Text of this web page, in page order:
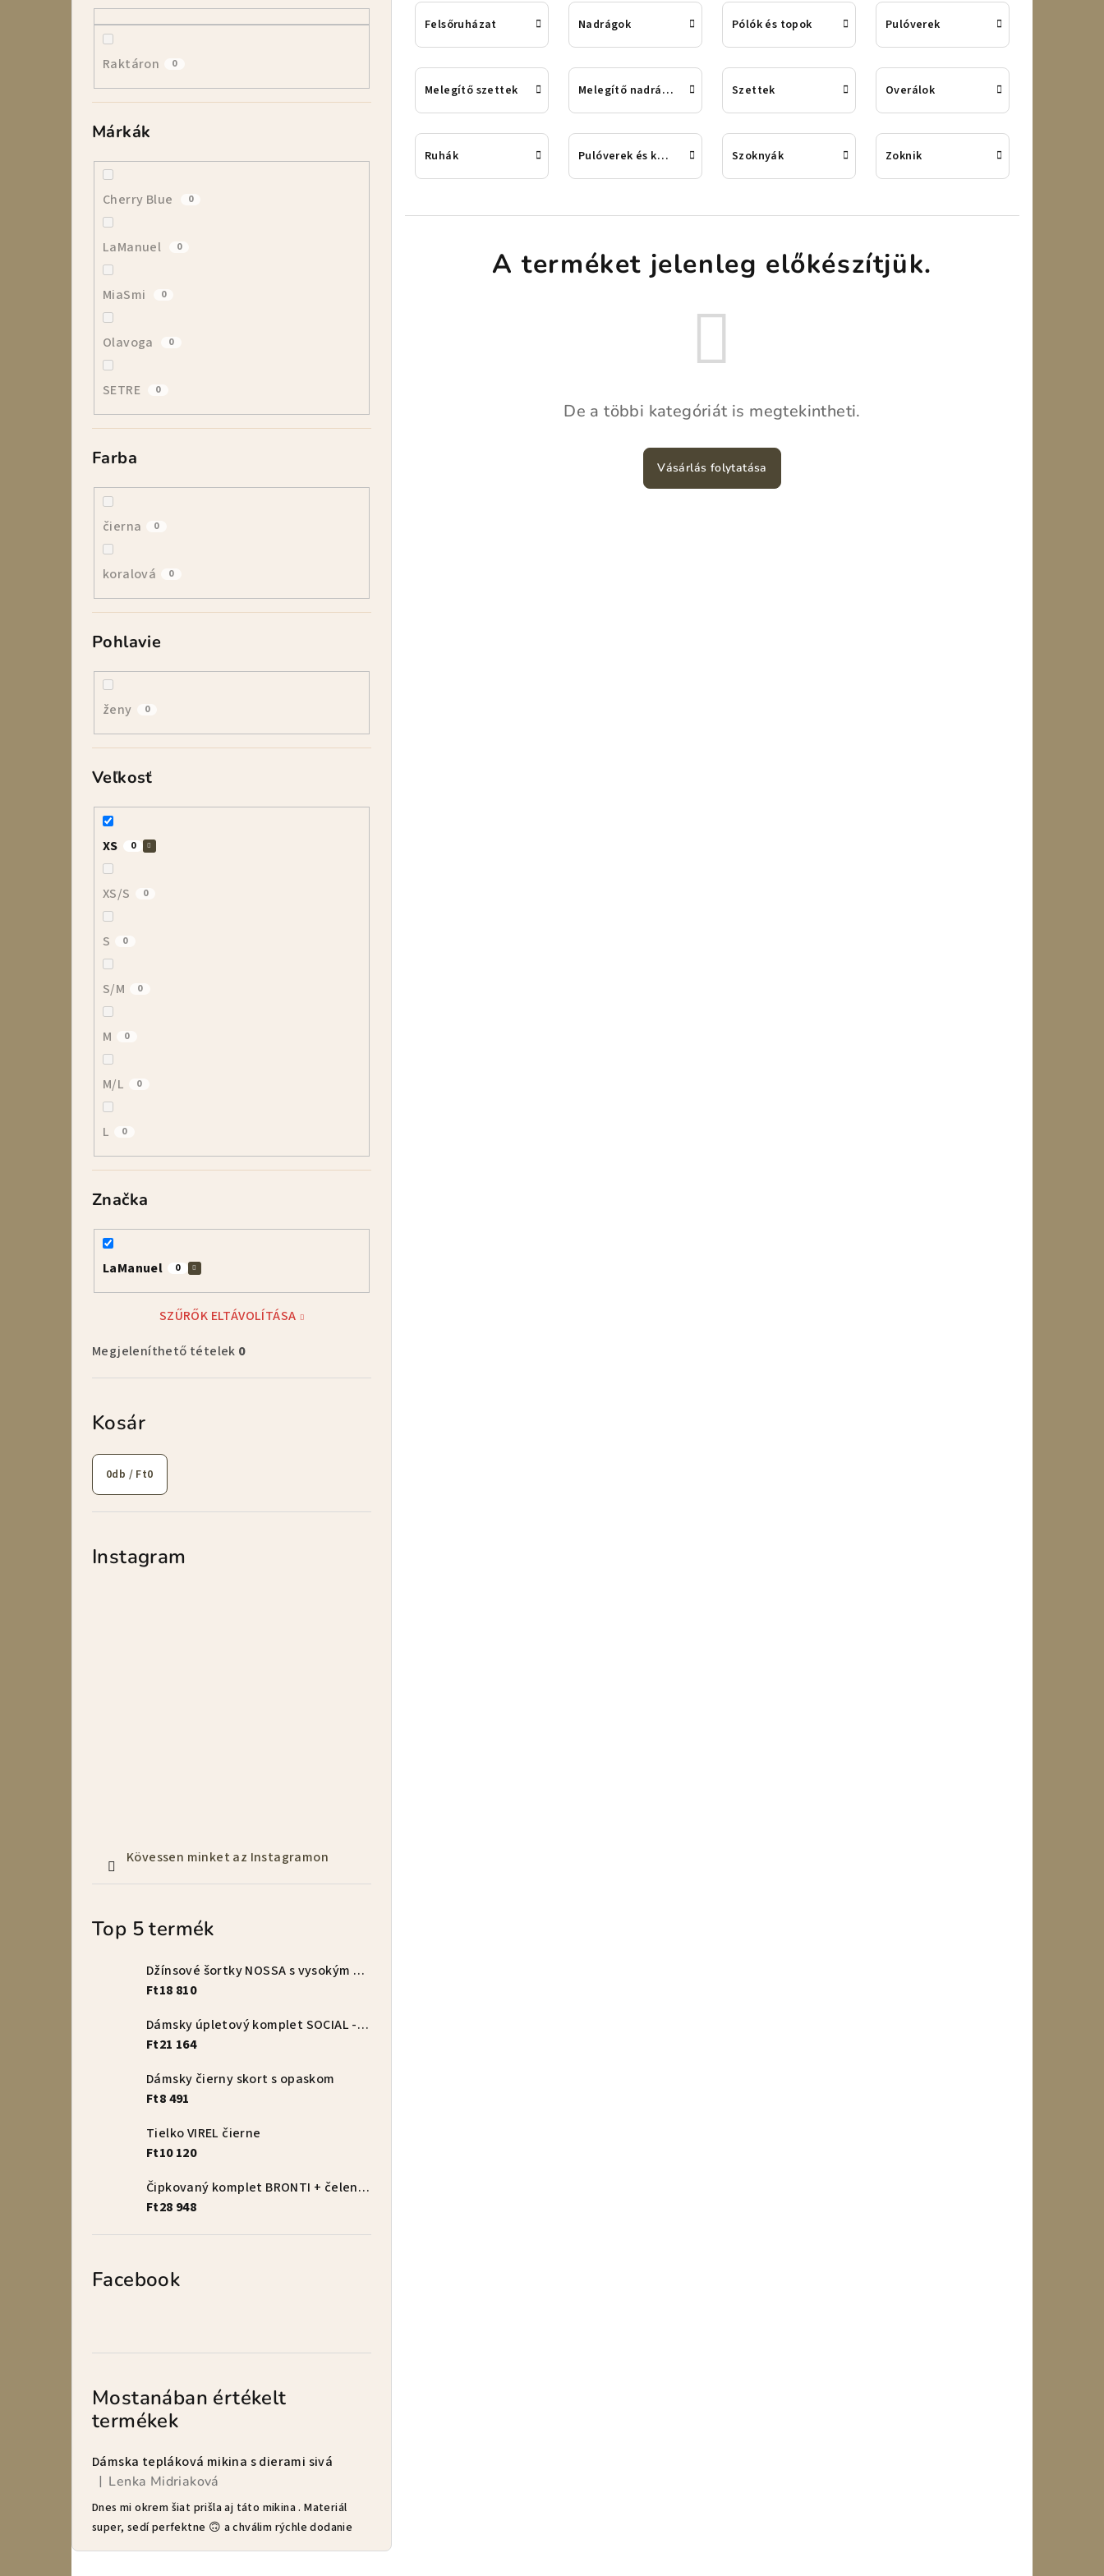
Raktáron 0
Márkák
Cherry Blue 0
LaManuel 0
MiaSmi 0
Olavoga 0
SETRE 0
Farba
čierna 0
koralová 0
Pohlavie
ženy 0
Veľkosť
XS 0
XS/S 0
S 0
S/M 0
M 0
M/L 0
L 0
Značka
LaManuel 0
SZŰRŐK ELTÁVOLÍTÁSA
Megjeleníthető tételek 0
Kosár
0db / Ft0
Instagram
Kövessen minket az Instagramon
Top 5 termék
Džínsové šortky NOSSA s vysokým pásom – vanilkové
Ft18 810
Dámsky úpletový komplet SOCIAL - sivý
Ft21 164
Dámsky čierny skort s opaskom
Ft8 491
Tielko VIREL čierne
Ft10 120
Čipkovaný komplet BRONTI + čelenka zdarma
Ft28 948
Facebook
Mostanában értékelt
termékek
Dámska tepláková mikina s dierami sivá
A termék értékelése 5-ből 5 csillag.
| Lenka Midriaková
Dnes mi okrem šiat prišla aj táto mikina . Materiál
super, sedí perfektne 🙃 a chválim rýchle dodanie
Felsőruházat Nadrágok Pólók és topok Pulóverek
Melegítő szettek Melegítő nadrágok Szettek Overálok
Ruhák Pulóverek és kardigánok Szoknyák Zoknik
A terméket jelenleg előkészítjük.
De a többi kategóriát is megtekintheti.
Vásárlás folytatása